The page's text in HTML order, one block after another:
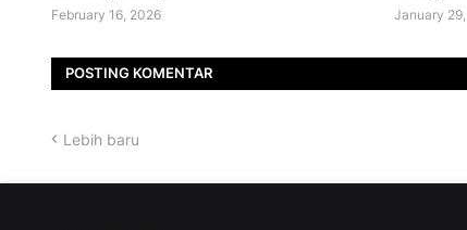
February 16, 2026 January
POSTING KOMENTAR
Lebih baru